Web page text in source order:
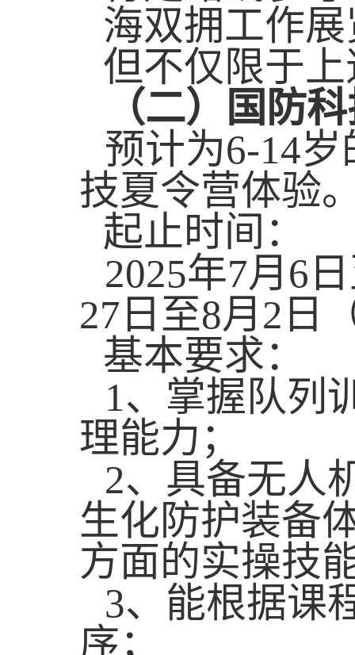
海双拥工作
但不仅限于
（二）国防
预计为6-14岁
技夏令营体验
起止时间：
2025年7月 6
27 日至8月 2 日
基本要求：
1、 掌握队列
理能力；
2、具备无人
生化防护装备
方面的实操技
3、能根据课
序；